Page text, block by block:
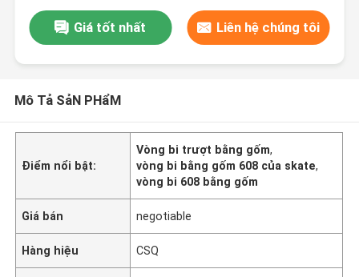
Giá tốt nhất Liên hệ chúng tôi
Mô Tả SảN PHẩM
Điểm nổi bật:
Vòng bi trượt bằng gốm,
vòng bi bằng gốm 608 của skate,
vòng bi 608 bằng gốm
Giá bán negotiable
Hàng hiệu CSQ